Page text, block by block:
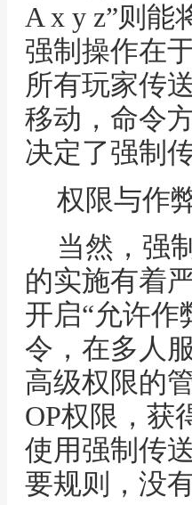
A x y z”则
强制操作在
所有玩家传
移动，命令
决定了强制
权限与作
当然，强
的实施有着
开启“允许作
令，在多人
高级权限的
OP权限，获
使用强制传
要规则，没